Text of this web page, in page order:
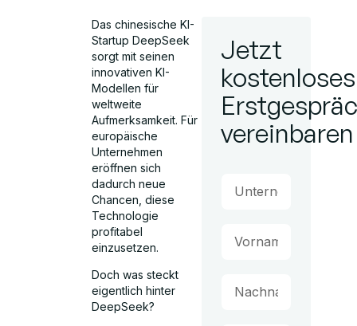
Das chinesische KI-
Startup DeepSeek
sorgt mit seinen
innovativen KI-
Modellen für
weltweite
Aufmerksamkeit. Für
europäische
Unternehmen
eröffnen sich
dadurch neue
Chancen, diese
Technologie
profitabel
einzusetzen.
Doch was steckt
eigentlich hinter
DeepSeek?
Jetzt
kostenloses
vereinbaren